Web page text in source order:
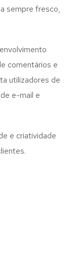
sempre fresco,
comentários e
utilizadores de
e-mail e
e criatividade